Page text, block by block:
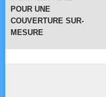
POUR UNE
COUVERTURE SUR-
MESURE